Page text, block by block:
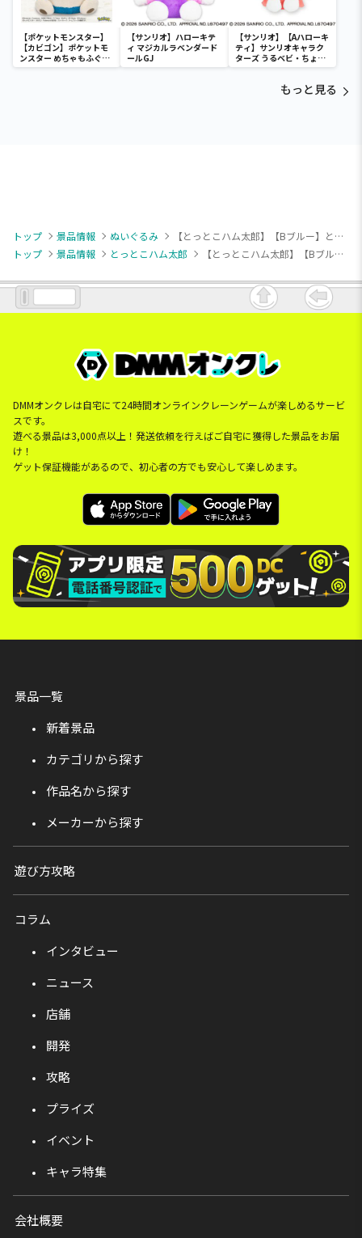
【ポケットモンスター】
【カビゴン】ポケットモ
ンスター めちゃもふぐっ
と ほっこりいやされぬい
【サンリオ】ハローキテ
ィ マジカルラベンダード
ールGJ
【サンリオ】【Aハローキ
ティ】サンリオキャラク
ターズ うるベビ・ちょい
デカドール
もっと見る
トップ 景品情報 ぬいぐるみ
【とっとこハム太郎】【Bブルー】とっとこハム太郎 夏がきたのだ！BIGぬいぐるみ
トップ
景品情報 とっとこハム太郎 【とっとこハム太郎】【Bブルー】とっとこハム太郎 夏がきたのだ！BIGぬいぐるみ
DMMオンクレは自宅にて24時間オンラインクレーンゲームが楽しめるサービ
スです。
遊べる景品は3,000点以上！発送依頼を行えばご自宅に獲得した景品をお届
け！
ゲット保証機能があるので、初心者の方でも安心して楽しめます。
景品一覧
新着景品
カテゴリから探す
作品名から探す
メーカーから探す
遊び方攻略
コラム
インタビュー
ニュース
店舗
開発
攻略
プライズ
イベント
キャラ特集
会社概要